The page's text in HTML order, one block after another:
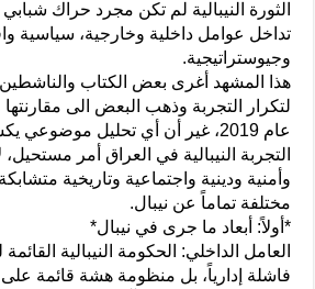
الثورة النيبالية لم تكن مجرد حراك
تداخل عوامل داخلية وخارجية، سياسية
وجيوستراتيجية.
هذا المشهد أغرى بعض الكتاب والناشطين
لتكرار التجربة وذهب البعض الى
عام 2019، غير أن أي تحليل
التجربة النيبالية في العراق أمر
وأمنية ودينية واجتماعية وتاريخية
مختلفة تماماً عن نيبال.
*أولاً: أبعاد ما جرى في نيبال*
العامل الداخلي: الحكومة النيبالية
فاشلة إدارياً، بل منظومة هشة قائمة